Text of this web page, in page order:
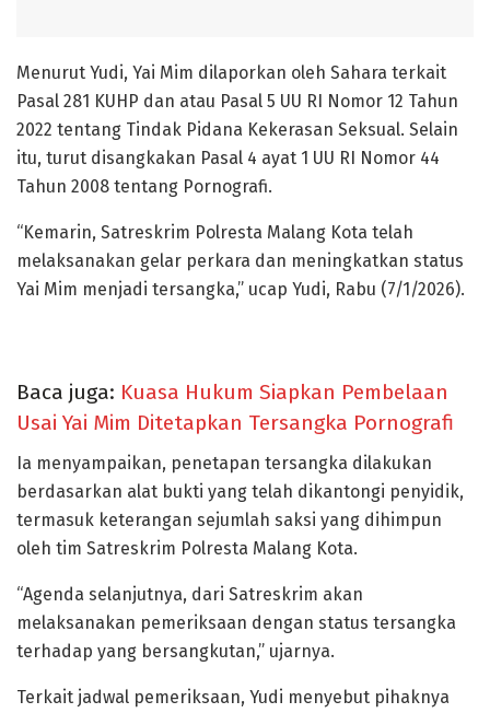
Menurut Yudi, Yai Mim dilaporkan oleh Sahara terkait
Pasal 281 KUHP dan atau Pasal 5 UU RI Nomor 12 Tahun
2022 tentang Tindak Pidana Kekerasan Seksual. Selain
itu, turut disangkakan Pasal 4 ayat 1 UU RI Nomor 44
Tahun 2008 tentang Pornografi.
“Kemarin, Satreskrim Polresta Malang Kota telah
melaksanakan gelar perkara dan meningkatkan status
Yai Mim menjadi tersangka,” ucap Yudi, Rabu (7/1/2026).
Baca juga: Kuasa Hukum Siapkan Pembelaan
Usai Yai Mim Ditetapkan Tersangka Pornografi
Ia menyampaikan, penetapan tersangka dilakukan
berdasarkan alat bukti yang telah dikantongi penyidik,
termasuk keterangan sejumlah saksi yang dihimpun
oleh tim Satreskrim Polresta Malang Kota.
“Agenda selanjutnya, dari Satreskrim akan
melaksanakan pemeriksaan dengan status tersangka
terhadap yang bersangkutan,” ujarnya.
Terkait jadwal pemeriksaan, Yudi menyebut pihaknya